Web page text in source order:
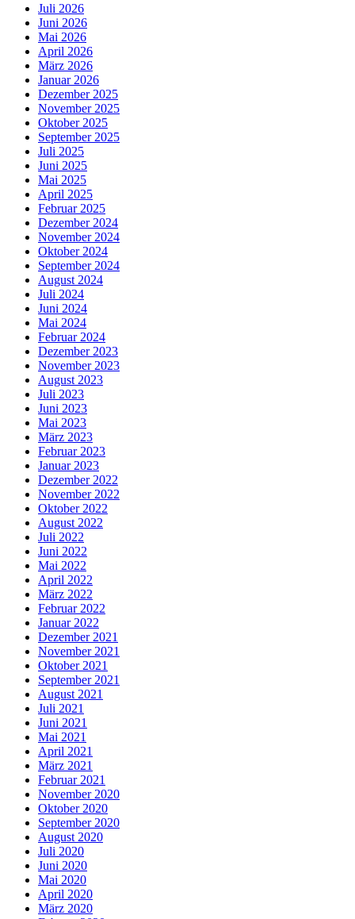
Juli 2026
Juni 2026
Mai 2026
April 2026
März 2026
Januar 2026
Dezember 2025
November 2025
Oktober 2025
September 2025
Juli 2025
Juni 2025
Mai 2025
April 2025
Februar 2025
Dezember 2024
November 2024
Oktober 2024
September 2024
August 2024
Juli 2024
Juni 2024
Mai 2024
Februar 2024
Dezember 2023
November 2023
August 2023
Juli 2023
Juni 2023
Mai 2023
März 2023
Februar 2023
Januar 2023
Dezember 2022
November 2022
Oktober 2022
August 2022
Juli 2022
Juni 2022
Mai 2022
April 2022
März 2022
Februar 2022
Januar 2022
Dezember 2021
November 2021
Oktober 2021
September 2021
August 2021
Juli 2021
Juni 2021
Mai 2021
April 2021
März 2021
Februar 2021
November 2020
Oktober 2020
September 2020
August 2020
Juli 2020
Juni 2020
Mai 2020
April 2020
März 2020